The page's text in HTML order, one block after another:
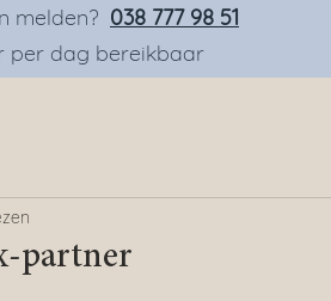
melden? 038 777 98 51
per dag bereikbaar
partner